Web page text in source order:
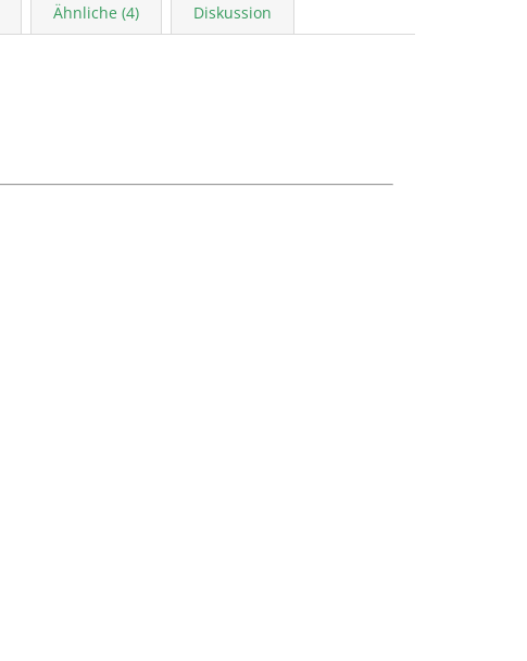
Ähnliche (4) Diskussion